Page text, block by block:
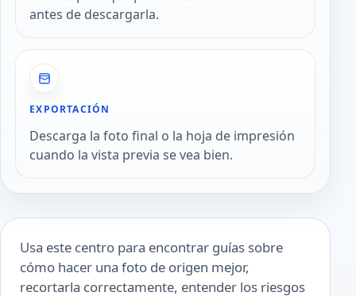
antes de descargarla.
EXPORTACIÓN
Descarga la foto final o la hoja de impresión
cuando la vista previa se vea bien.
Usa este centro para encontrar guías sobre
cómo hacer una foto de origen mejor,
recortarla correctamente, entender los riesgos